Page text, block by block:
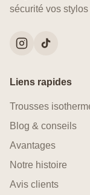
sécurité vos
Liens rapides
Trousses
Blog & conseils
Avantages
Notre histoire
Avis clients